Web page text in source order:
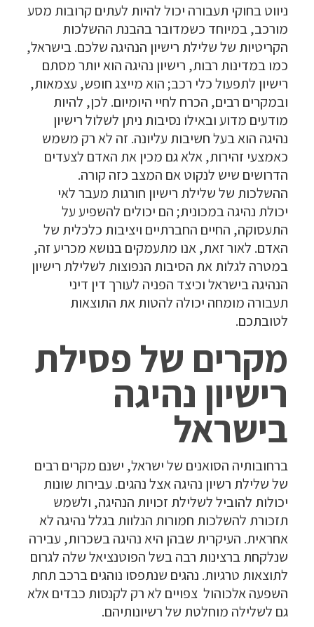
ניווט בחוקי תעבורה יכול להיות לעתים קרובות מסע
מורכב, במיוחד כשמדובר בהבנת ההשלכות
הקריטיות של שלילת רישיון הנהיגה שלכם. בישראל,
כמו במדינות רבות, רישיון נהיגה הוא יותר מסתם
רישיון לתפעול כלי רכב; הוא מייצג חופש, עצמאות,
ובמקרים רבים, הכרח לחיי היומיום. לכן, להיות
מודעים מדוע ובאילו נסיבות ניתן לשלול רישיון
נהיגה הוא בעל חשיבות עליונה. זה לא רק משמש
כאמצעי זהירות, אלא גם מכין את האדם לצעדים
הדרושים שיש לנקוט אם המצב כזה קורה.
ההשלכות של שלילת רישיון חורגות מעבר לאי
יכולת נהיגה במכונית; הם יכולים להשפיע על
התעסוקה, החיים החברתיים ויציבות כלכלית של
האדם. לאור זאת, אנו מתעמקים בנושא מכריע זה,
במטרה לגלות את הסיבות הנפוצות לשלילת רישיון
הנהיגה בישראל וכיצד הפניה לעורך דין דיני
תעבורה מומחה יכולה להטות את התוצאות
לטובתכם.
מקרים של פסילת
רישיון נהיגה
בישראל
ברחובותיה הסואנים של ישראל, ישנם מקרים רבים
של שלילת רשיון נהיגה אצל נהגים. עבירות שונות
יכולות להוביל לשלילת זכויות הנהיגה, ולשמש
תזכורת להשלכות חמורות הנלוות בגלל נהיגה לא
אחראית. העיקרית שבהן היא נהיגה בשכרות, עבירה
שנלקחת ברצינות רבה בשל הפוטנציאל שלה לגרום
לתוצאות טרגיות. נהגים שנתפסו נוהגים ברכב תחת
השפעה אלכוהול צפויים לא רק לקנסות כבדים אלא
גם לשלילה מוחלטת של רשיונותיהם.